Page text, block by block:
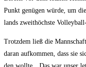
Punkt genü­gen wür­de, um
lands zweit­höchs­te
Trotz­dem ließ die
dar­an auf­kom­men, dass sie